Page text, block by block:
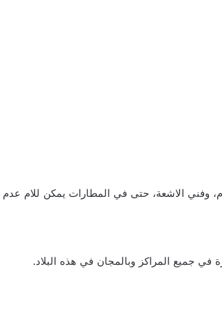
وفني الاشعة، حتى في المطارات يمكن للام عدم